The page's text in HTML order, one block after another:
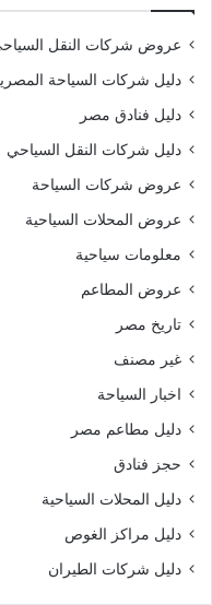
عروض شركات النقل
دليل شركات السياحة
دليل فنادق مصر
دليل شركات النقل السياحي
عروض شركات السياحة
عروض المحلات السياحية
معلومات سياحية
عروض المطاعم
تاريخ مصر
غير مصنف
اخبار السياحة
دليل مطاعم مصر
حجز فنادق
دليل المحلات السياحية
دليل مراكز الغوص
دليل شركات الطيران